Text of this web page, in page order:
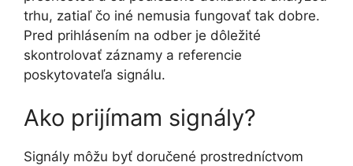
trhu, zatiaľ čo iné nemusia fungovať tak dobre.
Pred prihlásením na odber je dôležité
skontrolovať záznamy a referencie
poskytovateľa signálu.
Ako prijímam signály?
Signály môžu byť doručené prostredníctvom